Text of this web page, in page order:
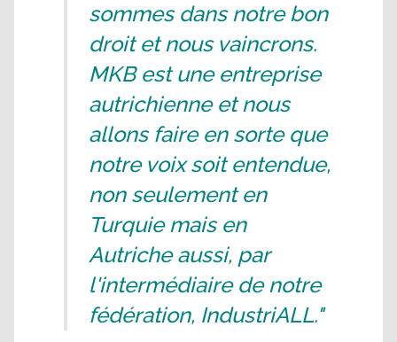
sommes dans notre bon
droit et nous vaincrons.
MKB est une entreprise
autrichienne et nous
allons faire en sorte que
notre voix soit entendue,
non seulement en
Turquie mais en
Autriche aussi, par
l'intermédiaire de notre
fédération, IndustriALL."